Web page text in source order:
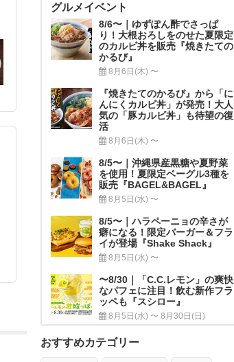
グルメイベント
8/6〜｜ゆずぽん酢でさっぱ
り！大根おろしをのせた夏限定
のカルビ丼を販売『焼きたての
かるび』
8月6日(木) 〜
『焼きたてのかるび』から「に
んにくカルビ丼」が発売！大人
気の「豚カルビ丼」も待望の復
活
8月6日(木) 〜
8/5〜｜沖縄県産黒糖や夏野菜
を使用！夏限定ベーグル3種を
販売『BAGEL&BAGEL』
8月5日(水) 〜
8/5〜｜ハラペーニョの辛さが
癖になる！限定バーガー＆フラ
イが登場『Shake Shack』
8月5日(水) 〜
〜8/30｜「C.C.レモン」の爽快
なパフェに注目！飲む新作フラ
ッペも『スシロー』
8月5日(水) 〜 8月30日(日)
おすすめカテゴリー